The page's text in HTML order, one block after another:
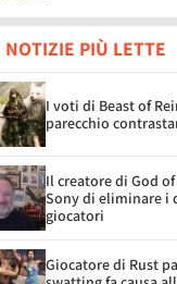
NOTIZIE PIÙ LETTE
I voti di Beast of
parecchio
Il creatore di God
Sony di eliminare i
giocatori
Giocatore di Rust